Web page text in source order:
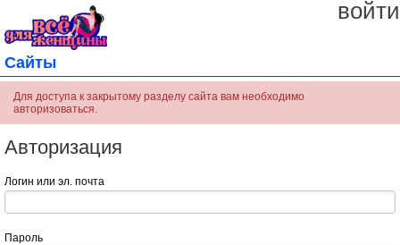
войти
Сайты
Для доступа к закрытому разделу сайта вам необходимо
авторизоваться.
Авторизация
Логин или эл. почта
Пароль